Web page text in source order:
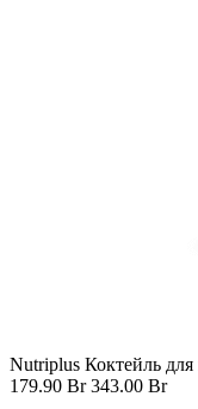
Nutriplus Коктейль для
179.90 Br 343.00 Br